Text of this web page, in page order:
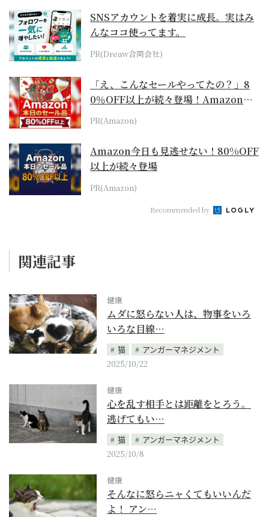
SNSアカウントを着実に成長。実はみ
んなココ使ってます。
PR(Dreaw合同会社)
「え、こんなセールやってたの？」8
0％OFF以上が続々登場！Amazonの
本気が...
PR(Amazon)
Amazon今日も見逃せない！80%OFF
以上が続々登場
PR(Amazon)
Recommended by
関連記事
健康
ムダに怒らない人は、物事をいろ
いろな目線…
猫
アンガーマネジメント
2025/10/22
健康
心を乱す相手とは距離をとろう。
逃げてもい…
猫
アンガーマネジメント
2025/10/8
健康
そんなに怒らニャくてもいいんだ
よ！ アン…